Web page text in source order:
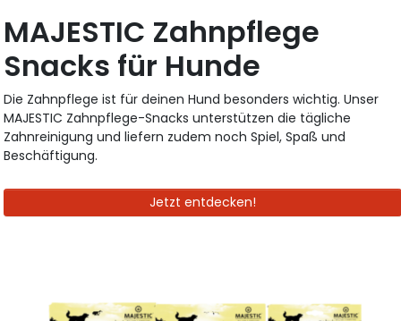
MAJESTIC Zahnpflege
Snacks für Hunde
Die Zahnpflege ist für deinen Hund besonders wichtig. Unser
MAJESTIC Zahnpflege-Snacks unterstützen die tägliche
Zahnreinigung und liefern zudem noch Spiel, Spaß und
Beschäftigung.
Jetzt entdecken!